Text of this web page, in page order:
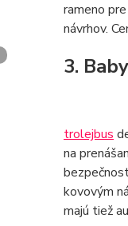
rameno
návrhov.
3.
trolejbus
na
kovovým
majú tiež